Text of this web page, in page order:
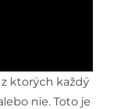
ktorých každý
nie. Toto je